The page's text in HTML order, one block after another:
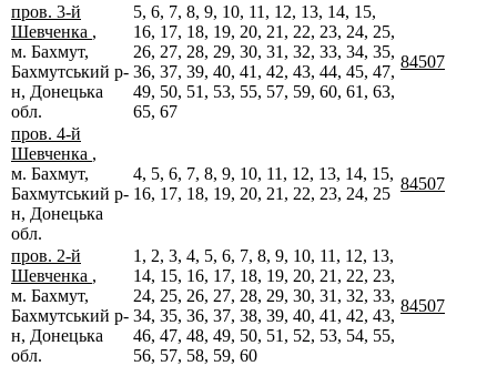
пров. 3-й
Шевченка ,
м. Бахмут,
Бахмутський р-
н, Донецька
обл.
5, 6, 7, 8, 9, 10, 11, 12, 13, 14, 15,
16, 17, 18, 19, 20, 21, 22, 23, 24, 25,
26, 27, 28, 29, 30, 31, 32, 33, 34, 35,
36, 37, 39, 40, 41, 42, 43, 44, 45, 47,
49, 50, 51, 53, 55, 57, 59, 60, 61, 63,
65, 67
84507
пров. 4-й
Шевченка ,
м. Бахмут,
Бахмутський р-
н, Донецька
обл.
4, 5, 6, 7, 8, 9, 10, 11, 12, 13, 14, 15,
16, 17, 18, 19, 20, 21, 22, 23, 24, 25
84507
пров. 2-й
Шевченка ,
м. Бахмут,
Бахмутський р-
н, Донецька
обл.
1, 2, 3, 4, 5, 6, 7, 8, 9, 10, 11, 12, 13,
14, 15, 16, 17, 18, 19, 20, 21, 22, 23,
24, 25, 26, 27, 28, 29, 30, 31, 32, 33,
34, 35, 36, 37, 38, 39, 40, 41, 42, 43,
46, 47, 48, 49, 50, 51, 52, 53, 54, 55,
56, 57, 58, 59, 60
84507